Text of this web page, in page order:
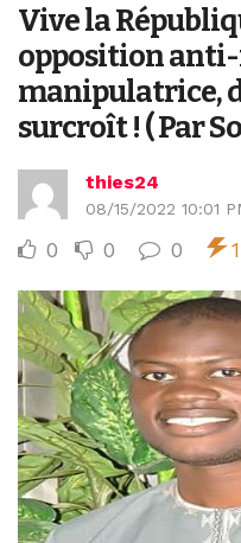
Vive la
opposition
manipulatrice,
surcroît ! ( Par
thies24
08/15/2022 10:01
0 0 0